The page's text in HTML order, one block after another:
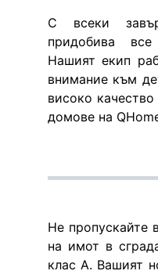
С всеки
придобива
Нашият екип
внимание към
високо
домове на
Не пропускайте
на имот в
клас А. Вашият